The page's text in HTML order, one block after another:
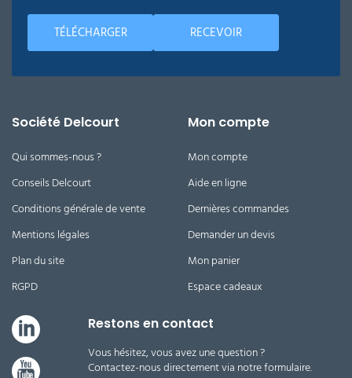
TÉLÉCHARGER RECEVOIR
Société Delcourt
Qui sommes-nous ?
Conseils Delcourt
Conditions générale de vente
Mentions légales
Plan du site
RGPD
Mon compte
Mon compte
Aide en ligne
Dernières commandes
Demander un devis
Mon panier
Espace cadeaux
Restons en contact
Vous hésitez, vous avez une question ?
Contactez-nous directement via notre formulaire.